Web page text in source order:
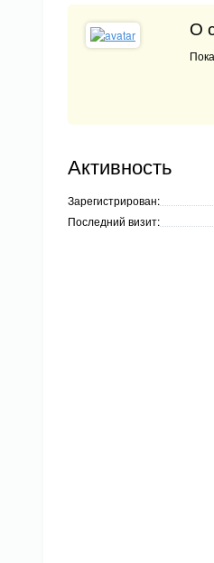
О
Активность
Зарегистрирован:
Последний визит: